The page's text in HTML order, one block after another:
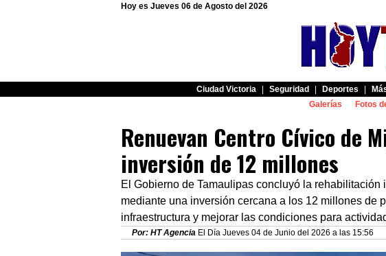
Hoy es Jueves 06 de Agosto del 2026
Ciudad Victoria Seguridad Deportes
Galerías
Fotos
Renuevan Centro Cívico de
inversión de 12 millones
El Gobierno de Tamaulipas concluyó la
mediante una inversión cercana a los 12 millones de
infraestructura y mejorar las condiciones para
Por: HT Agencia El Día Jueves 04 de Junio del 2026 a las 15:56